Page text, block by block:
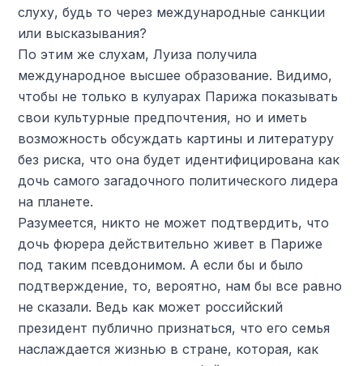
слуху, будь то через международные санкции
или высказывания?
По этим же слухам, Луиза получила
международное высшее образование. Видимо,
чтобы не только в кулуарах Парижа показывать
свои культурные предпочтения, но и иметь
возможность обсуждать картины и литературу
без риска, что она будет идентифицирована как
дочь самого загадочного политического лидера
на планете.
Разумеется, никто не может подтвердить, что
дочь фюрера действительно живет в Париже
под таким псевдонимом. А если бы и было
подтверждение, то, вероятно, нам бы все равно
не сказали. Ведь как может российский
президент публично признаться, что его семья
наслаждается жизнью в стране, которая, как